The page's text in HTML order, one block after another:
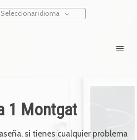
Seleccionar idioma
1 Montgat
si tienes cualquier problema